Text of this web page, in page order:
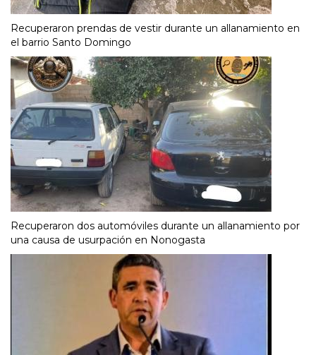
Recuperaron prendas de vestir durante un allanamiento en
el barrio Santo Domingo
Recuperaron dos automóviles durante un allanamiento por
una causa de usurpación en Nonogasta